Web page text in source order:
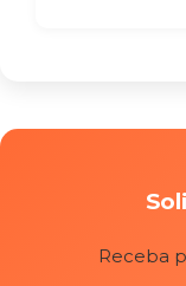
Receba